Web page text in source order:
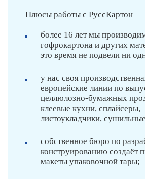
Плюсы работы с РуссКартон
более 16 лет мы
гофрокартона и других
это время не подвели ни
у нас своя
европейские линии по
целлюлозно-бумажных
клеевые кухни, сплайсеры,
листоукладчики,
собственное бюро по
конструированию создаёт
макеты упаковочной тары;